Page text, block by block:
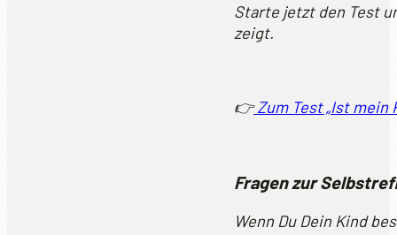
Starte jetzt den Test
zeigt.
👉Zum Test „Ist mein
Fragen zur
Wenn Du Dein Kind